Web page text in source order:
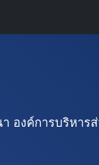
งค์การบริหารส่